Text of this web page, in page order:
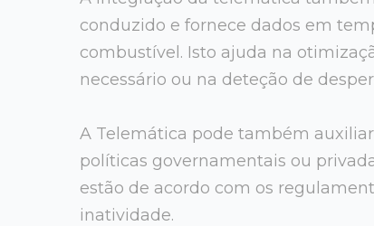
conduzido e fornece dados em
combustível. Isto ajuda na
necessário ou na deteção de
A Telemática pode também
políticas governamentais ou
estão de acordo com os
inatividade.